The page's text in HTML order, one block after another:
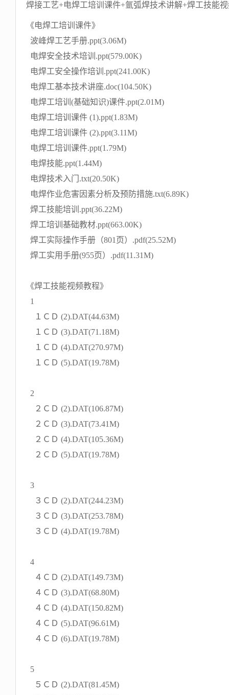
焊接工艺+电焊工培训课件+氩弧焊技术讲解+焊工技能
《电焊工培训课件》
波峰焊工艺手册.ppt(3.06M)
电焊安全技术培训.ppt(579.00K)
电焊工安全操作培训.ppt(241.00K)
电焊工基本技术讲座.doc(104.50K)
电焊工培训(基础知识)课件.ppt(2.01M)
电焊工培训课件 (1).ppt(1.83M)
电焊工培训课件 (2).ppt(3.11M)
电焊工培训课件.ppt(1.79M)
电焊技能.ppt(1.44M)
电焊技术入门.txt(20.50K)
电焊作业危害因素分析及预防措施.txt(6.89K)
焊工技能培训.ppt(36.22M)
焊工培训基础教材.ppt(663.00K)
焊工实际操作手册（801页）.pdf(25.52M)
焊工实用手册(955页）.pdf(11.31M)
《焊工技能视频教程》
1
１ＣＤ (2).DAT(44.63M)
１ＣＤ (3).DAT(71.18M)
１ＣＤ (4).DAT(270.97M)
１ＣＤ (5).DAT(19.78M)
2
２ＣＤ (2).DAT(106.87M)
２ＣＤ (3).DAT(73.41M)
２ＣＤ (4).DAT(105.36M)
２ＣＤ (5).DAT(19.78M)
3
３ＣＤ (2).DAT(244.23M)
３ＣＤ (3).DAT(253.78M)
３ＣＤ (4).DAT(19.78M)
4
４ＣＤ (2).DAT(149.73M)
４ＣＤ (3).DAT(68.80M)
４ＣＤ (4).DAT(150.82M)
４ＣＤ (5).DAT(96.61M)
４ＣＤ (6).DAT(19.78M)
5
５ＣＤ (2).DAT(81.45M)